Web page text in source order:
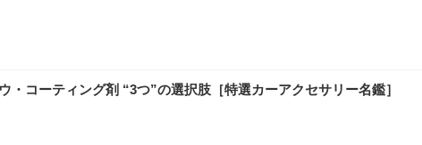
コーティング剤 “3つ”の選択肢［特選カーアクセサリー名鑑］